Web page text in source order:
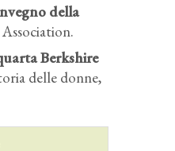
della
Berkshire
delle donne,